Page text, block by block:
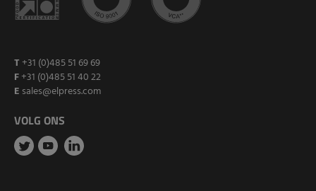
T +31 (0)485 51 69 69
F+31 (0)485 51 40 22
E sales@elpress.com
VOLG ONS